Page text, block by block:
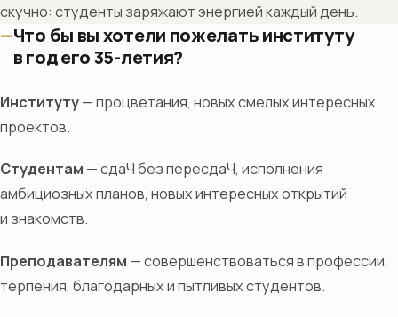
скучно: студенты заряжают энергией каждый день.
Что бы вы хотели пожелать институту
в год его 35-летия?
Институту— процветания, новых смелых интересных
проектов.
Студентам — сдаЧ без пересдаЧ, исполнения
амбициозных планов, новых интересных открытий
и знакомств.
Преподавателям — совершенствоваться в профессии,
терпения, благодарных и пытливых студентов.